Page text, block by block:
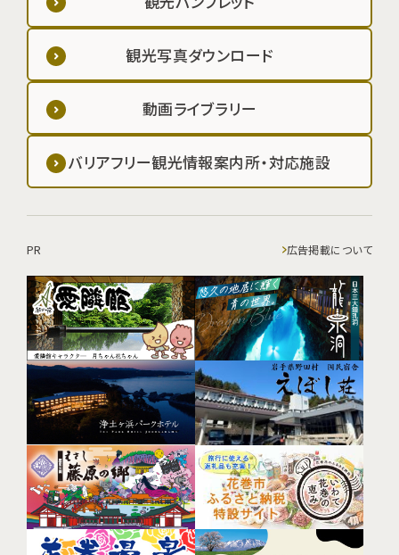
観光写真ダウンロード
動画ライブラリー
バリアフリー観光情報案内所・対応施設
PR 広告掲載について